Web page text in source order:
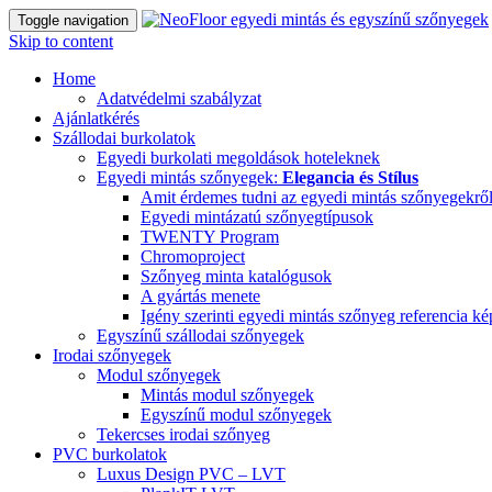
Toggle navigation
Skip to content
Home
Adatvédelmi szabályzat
Ajánlatkérés
Szállodai burkolatok
Egyedi burkolati megoldások hoteleknek
Egyedi mintás szőnyegek: Elegancia és Stílus
Amit érdemes tudni az egyedi mintás szőnyegekről
Egyedi mintázatú szőnyegtípusok
TWENTY Program
Chromoproject
Szőnyeg minta katalógusok
A gyártás menete
Igény szerinti egyedi mintás szőnyeg referencia
Egyszínű szállodai szőnyegek
Irodai szőnyegek
Modul szőnyegek
Mintás modul szőnyegek
Egyszínű modul szőnyegek
Tekercses irodai szőnyeg
PVC burkolatok
Luxus Design PVC – LVT